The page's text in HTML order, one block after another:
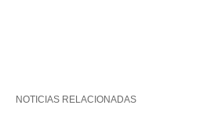
NOTICIAS RELACIONADAS